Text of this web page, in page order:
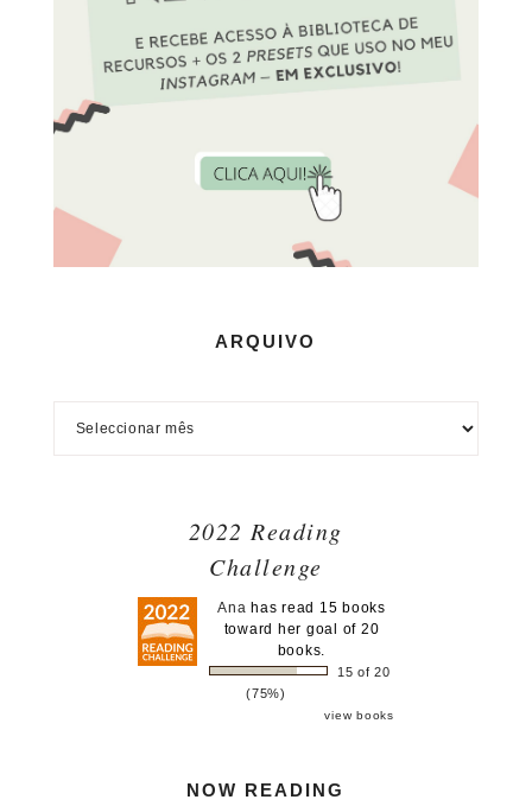
ARQUIVO
2022 Reading
Challenge
Ana has read 15 books
toward her goal of 20
books.
15 of 20
(75%)
view books
NOW READING